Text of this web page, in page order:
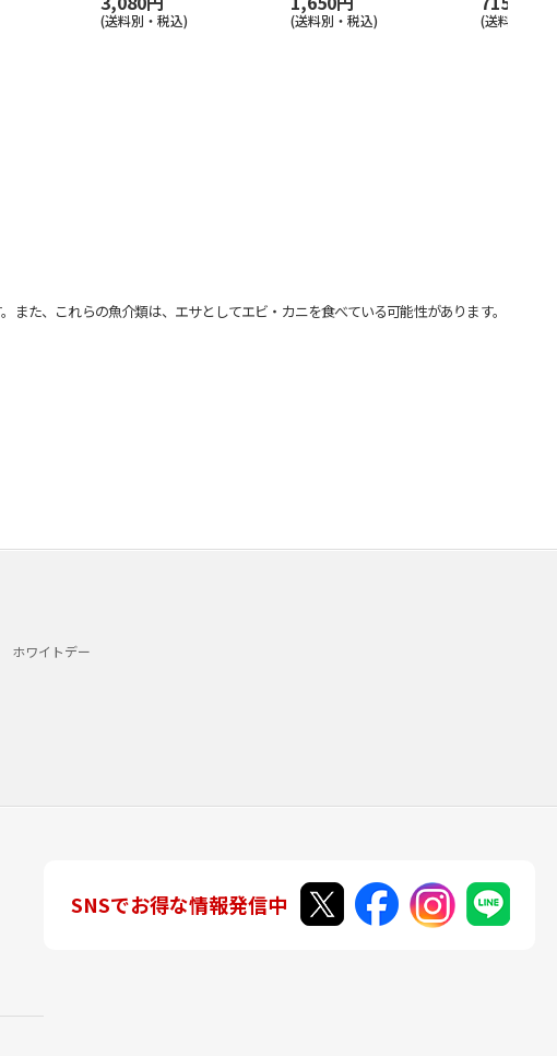
(送料別・税込) (送料別・税込) (送料別・税
た、これらの魚介類は、エサとしてエビ・カニを食べている可能性があります。
ホワイトデー
SNSでお得な情報発信中